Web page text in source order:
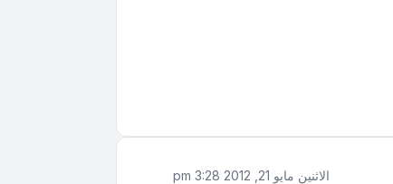
الاثنين مايو 21, 2012 3:28 pm